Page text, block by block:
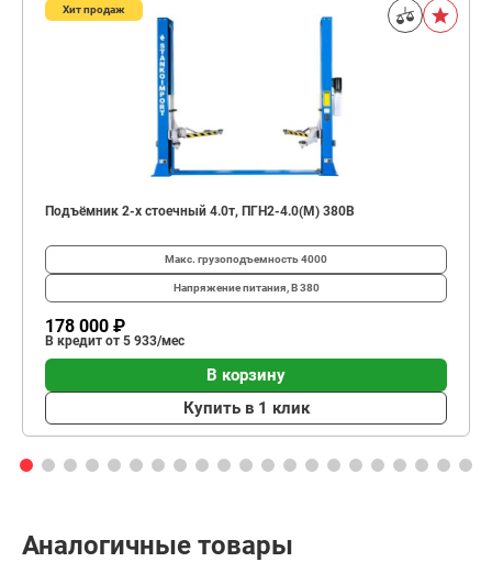
Хит продаж
Подъёмник 2-х стоечный 4.0т, ПГН2-4.0(М) 380В
Макс. грузоподъемность4000
Напряжение питания, В380
178 000 ₽
В кредит от 5 933/мес
В корзину
Купить в 1 клик
Аналогичные товары